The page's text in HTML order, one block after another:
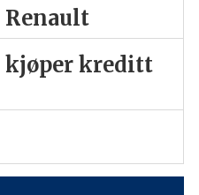
Renault
kjøper kreditt